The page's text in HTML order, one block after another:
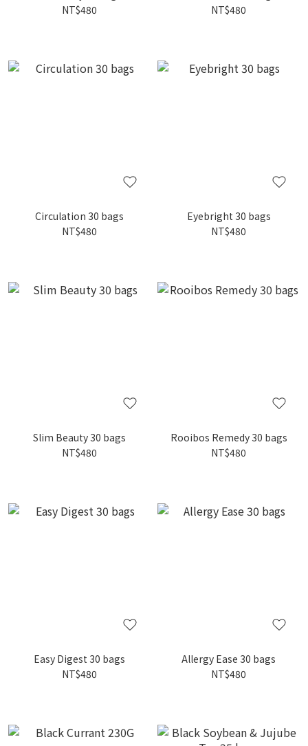
NT$480
NT$480
Circulation 30 bags
NT$480
Eyebright 30 bags
NT$480
Slim Beauty 30 bags
NT$480
Rooibos Remedy 30 bags
NT$480
Easy Digest 30 bags
NT$480
Allergy Ease 30 bags
NT$480